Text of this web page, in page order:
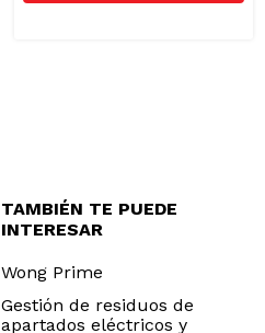
TAMBIÉN TE PUEDE
INTERESAR
Wong Prime
Gestión de residuos de
apartados eléctricos y